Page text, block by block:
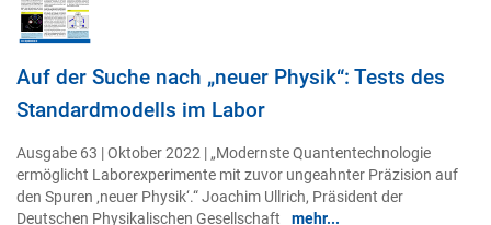
Auf der Suche nach „neuer Physik“: Tests des
Standardmodells im Labor
Ausgabe 63 | Oktober 2022 | „Modernste Quantentechnologie
ermöglicht Laborexperimente mit zuvor ungeahnter Präzision auf
den Spuren ‚neuer Physik‘.“ Joachim Ullrich, Präsident der
Deutschen Physikalischen Gesellschaft
mehr...